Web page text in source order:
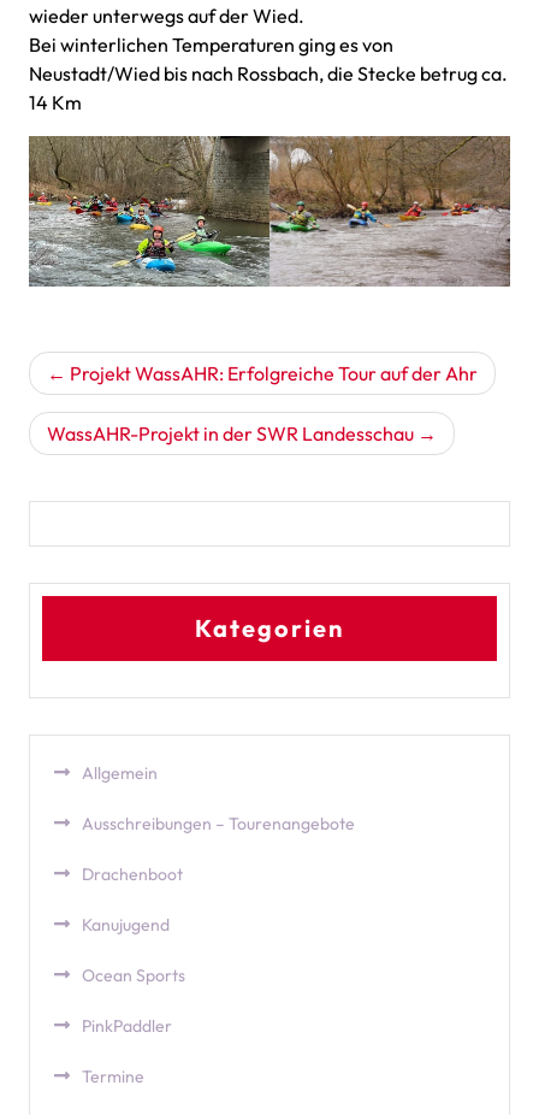
wieder unterwegs auf der Wied.
Bei winterlichen Temperaturen ging es von
Neustadt/Wied bis nach Rossbach, die Stecke betrug ca.
14 Km
Beitragsnavigation
Projekt WassAHR: Erfolgreiche Tour auf der Ahr
WassAHR-Projekt in der SWR Landesschau
Kategorien
Allgemein
Ausschreibungen – Tourenangebote
Drachenboot
Kanujugend
Ocean Sports
PinkPaddler
Termine